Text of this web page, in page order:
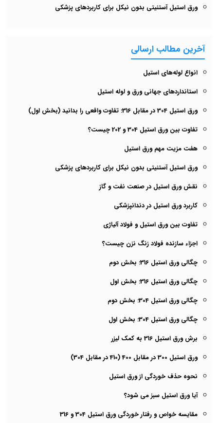
آستنیتی بدون نیکل برای کاربردهای پزشکی
ارسالی
استیل
جهانی ورق و لوله استیل
304 و 202 چیست؟
مهم ورق استیل
آستنیتی بدون نیکل برای کاربردهای پزشکی
استیل در صنعت نفت و گاز
استیل در دندانپزشکی
ورق استیل و فولاد آلیاژی
فولاد زنگ نزن چیست؟
316: بخش دوم
316: بخش اول
304: بخش دوم
304: بخش اول
به کمک لیزر
خوردگی از ورق استیل
سبز می شود؟
و رفتار خوردگی ورق استیل 304 و 316